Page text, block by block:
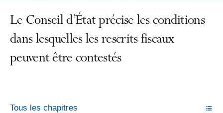
Le Conseil d’État précise les conditions
dans lesquelles les rescrits fiscaux
peuvent être contestés
Tous les chapitres